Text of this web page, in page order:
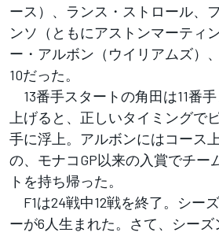
ース）、ランス・ストロール、
ンソ（ともにアストンマーティ
ー・アルボン（ウイリアムズ）
10だった。
13番手スタートの角田は11番
上げると、正しいタイミングで
手に浮上。アルボンにはコース
の、モナコGP以来の入賞でチー
トを持ち帰った。
F1は24戦中12戦を終了。シー
ーが6人生まれた。さて、シー